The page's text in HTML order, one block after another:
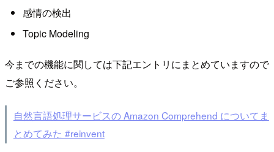
感情の検出
Topic Modeling
今までの機能に関しては下記エントリにまとめていますので
ご参照ください。
自然言語処理サービスの Amazon Comprehend についてま
とめてみた #reinvent